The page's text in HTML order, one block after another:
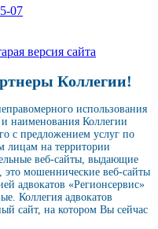
07
версия сайта
Коллегии!
использования
наименования Коллегии
с предложением услуг по
лицам на территории
веб-сайты, выдающие
это мошеннические веб-сайты
адвокатов «Регионсервис»
Коллегия адвокатов
сайт, на котором Вы сейчас